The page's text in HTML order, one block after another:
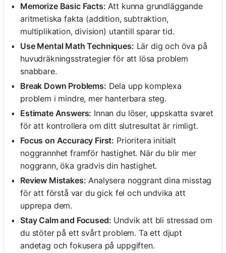
Memorize Basic Facts: Att kunna grundläggande
aritmetiska fakta (addition, subtraktion,
multiplikation, division) utantill sparar tid.
Use Mental Math Techniques: Lär dig och öva på
huvudräkningsstrategier för att lösa problem
snabbare.
Break Down Problems: Dela upp komplexa
problem i mindre, mer hanterbara steg.
Estimate Answers: Innan du löser, uppskatta svaret
för att kontrollera om ditt slutresultat är rimligt.
Focus on Accuracy First: Prioritera initialt
noggrannhet framför hastighet. När du blir mer
noggrann, öka gradvis din hastighet.
Review Mistakes: Analysera noggrant dina misstag
för att förstå var du gick fel och undvika att
upprepa dem.
Stay Calm and Focused: Undvik att bli stressad om
du stöter på ett svårt problem. Ta ett djupt
andetag och fokusera på uppgiften.